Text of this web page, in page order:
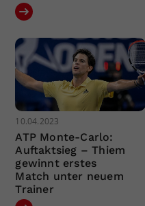
10.04.2023
ATP Monte-Carlo:
Auftaktsieg – Thiem
gewinnt erstes
Match unter neuem
Trainer